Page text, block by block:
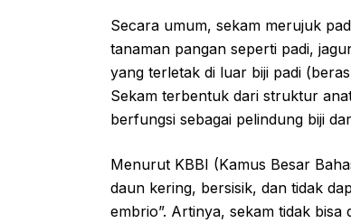
Secara umum, sekam merujuk
tanaman pangan seperti padi,
yang terletak di luar biji padi
Sekam terbentuk dari struktur
berfungsi sebagai pelindung biji
Menurut KBBI (Kamus Besar
daun kering, bersisik, dan tidak
embrio”. Artinya, sekam tidak